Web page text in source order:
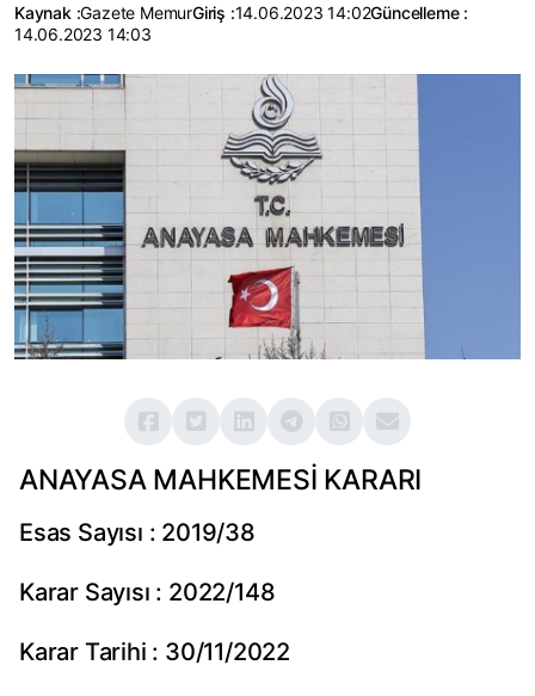
Kaynak :Gazete MemurGiriş :14.06.2023 14:02Güncelleme :
14.06.2023 14:03
ANAYASA MAHKEMESİ KARARI
Esas Sayısı : 2019/38
Karar Sayısı : 2022/148
Karar Tarihi : 30/11/2022